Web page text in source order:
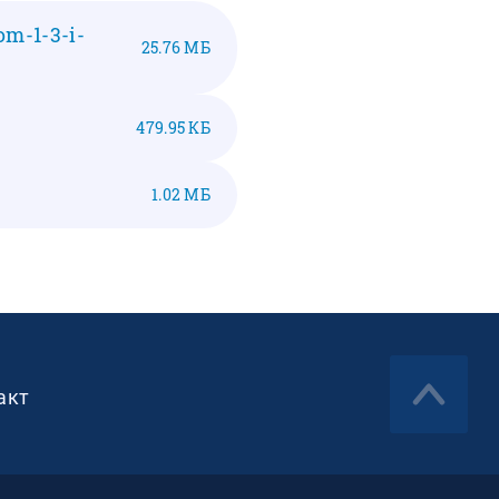
1-3-i-
25.76 МБ
479.95 КБ
1.02 МБ